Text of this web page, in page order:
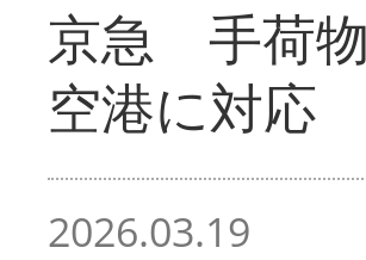
京急 手荷
空港に対応
2026.03.19